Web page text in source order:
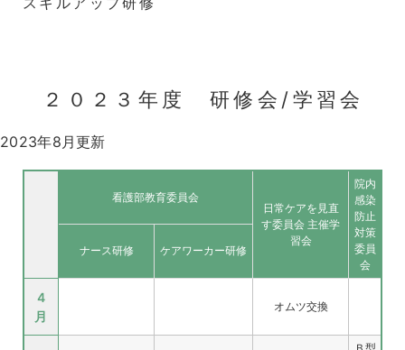
２０２３年度 研修会/学習会
2023年8月更新
看護部教育委員会
日常ケアを見直
す委員会 主催学
習会
院内
感染
防止
対策
委員
会
ナース研修 ケアワーカー研修
4
月
オムツ交換